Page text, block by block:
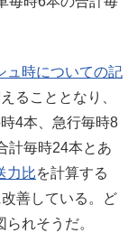
ュ時についての記
ることとなり、
4本、急行毎時8
計毎時24本とあ
力比を計算する
善している。ど
れそうだ。